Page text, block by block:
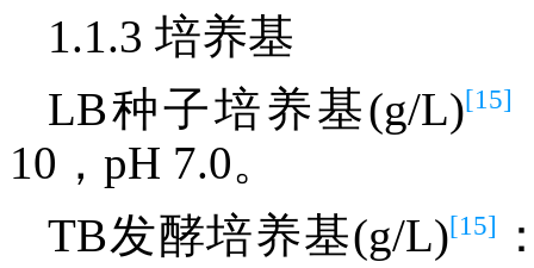
1.1.3 培养基
LB种子培养基(g/L)[15]
10，pH 7.0。
TB发酵培养基(g/L)[15]